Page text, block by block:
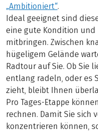
„Ambitioniert“.
Ideal geeignet sind
eine gute Kondition und
mitbringen. Zwischen
hügeligem Gelände
Radtour auf Sie. Ob Sie
entlang radeln, oder es
zieht, bleibt Ihnen
Pro Tages-Etappe
rechnen. Damit Sie sich
konzentrieren können,